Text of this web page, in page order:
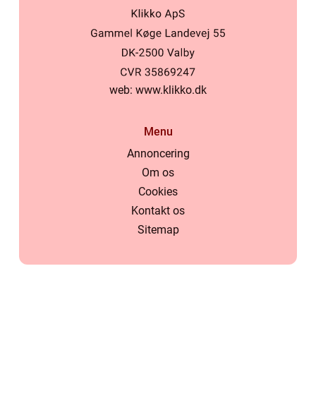
web: www.klikko.dk
Menu
Annoncering
Om os
Cookies
Kontakt os
Sitemap